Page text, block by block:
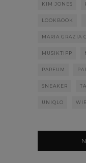
KIM JONES
LOOKBOOK
MARIA GRAZIA
MUSIKTIPP
PARFUM
SNEAKER
UNIQLO